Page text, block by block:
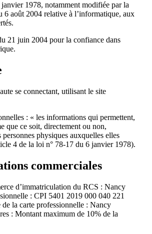
1978, notamment modifiée par la
6 août 2004 relative à l’informatique, aux
21 juin 2004 pour la confiance dans
se connectant, utilisant le site
: « les informations qui permettent,
que ce soit, directement ou non,
physiques auxquelles elles
4 de la loi n° 78-17 du 6 janvier 1978).
commerciales
d’immatriculation du RCS : Nancy
: CPI 5401 2019 000 040 221
la carte professionnelle : Nancy
: Montant maximum de 10% de la